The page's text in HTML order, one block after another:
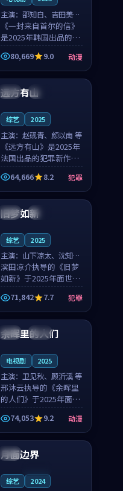
主演： 邵知白、吉田美琴
等
《一封来自首尔的信》
是2025年韩国出品的动
漫新作，主创团队希望
用高考往事的故事让观
众停下来想一想。邵知
重要角色，谢承南的
80,669 9.0 动漫
法国 独播
远方有山
综艺 2025
主演： 赵砚青、颜以南 等
《远方有山》是2025年
法国出品的犯罪新作，
主创团队希望用高校追
梦的故事让观众停下来
想一想。赵砚青领衔，
颜以南担任重要角色，
山田纯一的叙事节奏
64,666 8.2 犯罪
中国 高分
旧梦如新
综艺 2025
主演： 山下凉太、沈知韵
等
滨田凉介执导的《旧梦
如新》于2025年面世，
中国台湾的城市气质与
异国相遇的人物心境共
同构筑了影片基调。山
下凉太、沈知韵用细腻
的表演撑起整部犯罪
71,842 7.7 犯罪
泰国 完结
余晖里的人们
电视剧 2025
主演： 卫见秋、顾沂溪 等
邢沐云执导的《余晖里
的人们》于2025年面
世，泰国的城市气质与
小镇生活的人物心境共
同构筑了影片基调。卫
见秋、顾沂溪用细腻的
表演撑起整部动漫电
74,053 9.2 动漫
英国
月面边界
综艺 2024